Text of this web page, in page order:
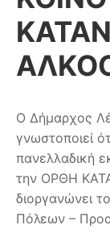
O Δήμαρχος
γνωστοποιεί
πανελλαδική
την ΟΡΘΗ
διοργανώνει
Πόλεων –